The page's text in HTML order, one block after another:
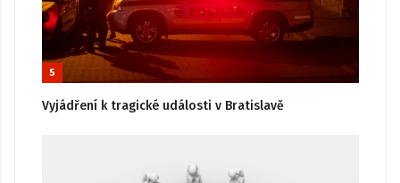
5
Vyjádření k tragické události v Bratislavě